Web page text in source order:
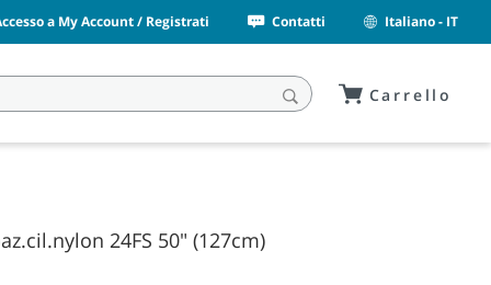
a My Account / Registrati Contatti Italiano - IT
Carrello
24FS 50" (127cm)